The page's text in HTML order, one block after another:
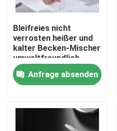
Nach Hause
Über uns
Kontakte
Bleifreies nicht
verrosten heißer und
kalter Becken-Mischer
umweltfreundlich
Anfrage absenden